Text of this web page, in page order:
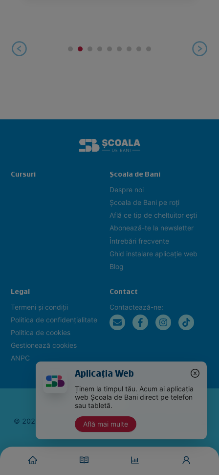
Cursuri Școala de Bani
Despre noi
Școala de Bani pe roți
Află ce tip de cheltuitor ești
Abonează-te la newsletter
Întrebări frecvente
Ghid instalare aplicație web
Blog
Legal
Termeni și condiții
Politica de confidențialitate
Politica de cookies
Gestionează cookies
ANPC
Contact
Contactează-ne:
© 2026 BCR. Acest site este proprietatea
Române. Toate drepturile rezervate.
Aplicația Web
Ținem la timpul tău. Acum ai aplicația
web Școala de Bani direct pe telefon
sau tabletă.
Află mai multe